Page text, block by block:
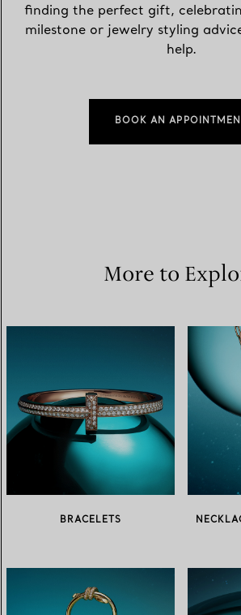
finding the perfect gift,
milestone or jewelry styling
help.
BOOK AN
More to
BRACELETS